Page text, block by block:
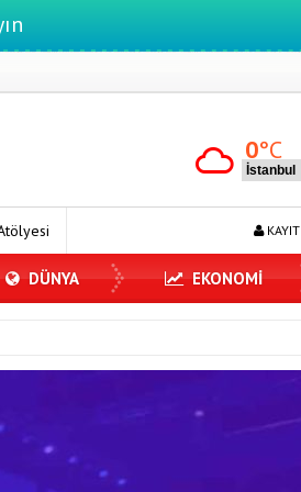
0°C
Oldu Dijitalleşme Ebelik
DÜNYA EKONOMİ